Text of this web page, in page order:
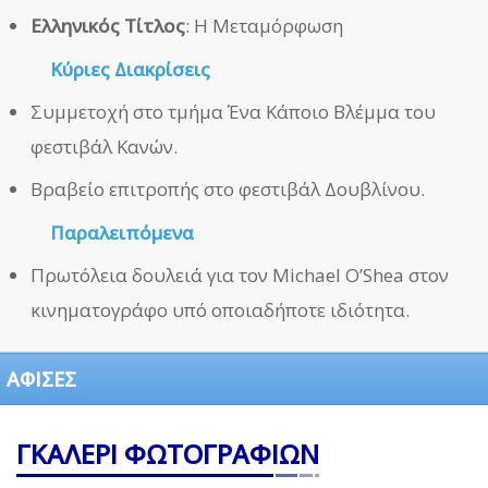
Ελληνικός Τίτλος: Η Μεταμόρφωση
Κύριες Διακρίσεις
Συμμετοχή στο τμήμα Ένα Κάποιο Βλέμμα του
φεστιβάλ Κανών.
Βραβείο επιτροπής στο φεστιβάλ Δουβλίνου.
Παραλειπόμενα
Πρωτόλεια δουλειά για τον Michael O’Shea στον
κινηματογράφο υπό οποιαδήποτε ιδιότητα.
ΑΦΙΣΕΣ
ΓΚΑΛΕΡΙ ΦΩΤΟΓΡΑΦΙΩΝ